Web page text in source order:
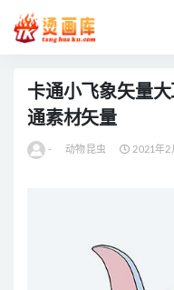
卡通小飞象矢量
通素材矢量
- 动物昆虫 2021年2